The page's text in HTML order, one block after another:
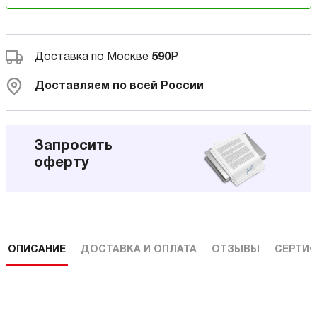
Доставка по Москве 590Р
Доставляем по всей России
Запросить
оферту
ОПИСАНИЕ ДОСТАВКА И ОПЛАТА ОТЗЫВЫ